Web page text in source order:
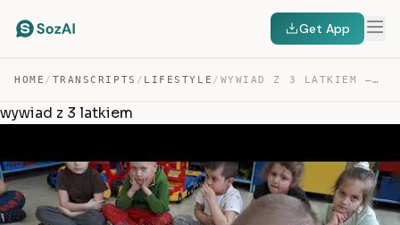
Get App
HOME / TRANSCRIPTS / LIFESTYLE / WYWIAD Z 3 LATKIEM — TRANSCRIPT
wywiad z 3 latkiem